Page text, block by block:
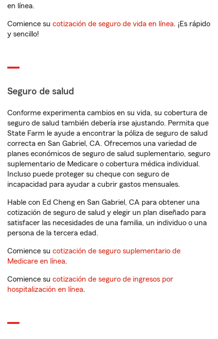
en línea.
Comience su cotización de seguro de vida en línea. ¡Es rápido
y sencillo!
Seguro de salud
Conforme experimenta cambios en su vida, su cobertura de
seguro de salud también debería irse ajustando. Permita que
State Farm le ayude a encontrar la póliza de seguro de salud
correcta en San Gabriel, CA. Ofrecemos una variedad de
planes económicos de seguro de salud suplementario, seguro
suplementario de Medicare o cobertura médica individual.
Incluso puede proteger su cheque con seguro de
incapacidad para ayudar a cubrir gastos mensuales.
Hable con Ed Cheng en San Gabriel, CA para obtener una
cotización de seguro de salud y elegir un plan diseñado para
satisfacer las necesidades de una familia, un individuo o una
persona de la tercera edad.
Comience su cotización de seguro suplementario de
Medicare en línea.
Comience su cotización de seguro de ingresos por
hospitalización en línea.